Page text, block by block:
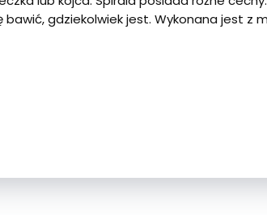
gdziekolwiek jest. Wykonana jest z